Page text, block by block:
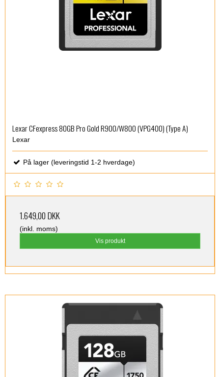
Lexar CFexpress 80GB Pro Gold R900/W800 (VPG400) (Type A)
Lexar
På lager (leveringstid 1-2 hverdage)
1.649,00 DKK
(inkl. moms)
Vis produkt